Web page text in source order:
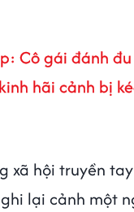
Cô gái đánh
hãi cảnh bị
xã hội truyền
lại cảnh một